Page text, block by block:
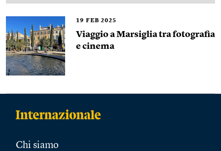
19 FEB 2025
Viaggio a Marsiglia tra fotografia
e cinema
Chi siamo